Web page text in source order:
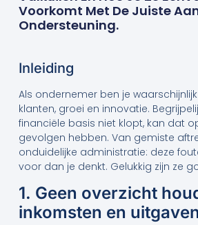
Voorkomt Met De Juiste
Ondersteuning.
Inleiding
Als ondernemer ben je
klanten, groei en innovatie.
financiële basis niet klopt, kan dat
gevolgen hebben. Van gemiste
onduidelijke administratie: deze
voor dan je denkt. Gelukkig zijn ze
1. Geen overzicht
inkomsten en uitgaven